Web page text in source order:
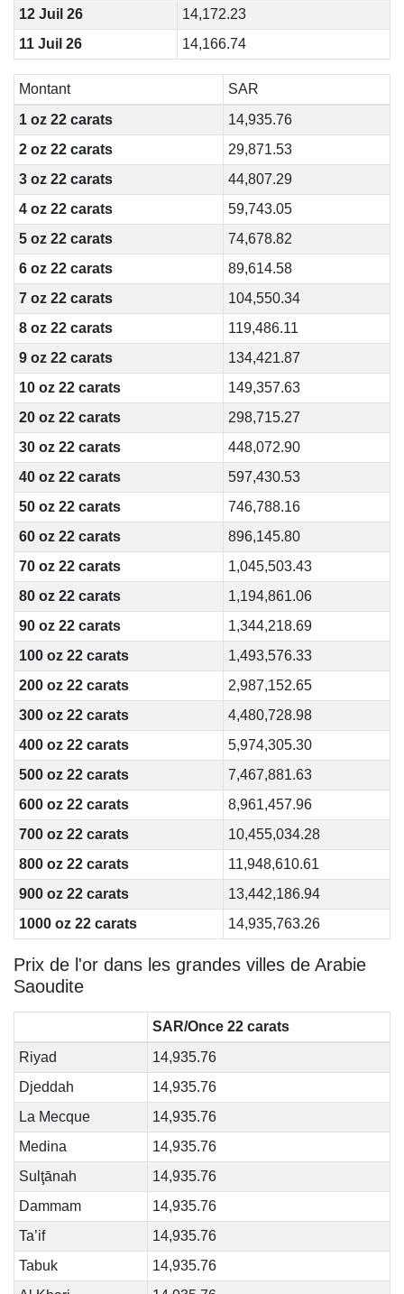
12 Juil 26
14,172.23
11 Juil 26
14,166.74
Montant
SAR
1 oz 22 carats
14,935.76
2 oz 22 carats
29,871.53
3 oz 22 carats
44,807.29
4 oz 22 carats
59,743.05
5 oz 22 carats
74,678.82
6 oz 22 carats
89,614.58
7 oz 22 carats
104,550.34
8 oz 22 carats
119,486.11
9 oz 22 carats
134,421.87
10 oz 22 carats
149,357.63
20 oz 22 carats
298,715.27
30 oz 22 carats
448,072.90
40 oz 22 carats
597,430.53
50 oz 22 carats
746,788.16
60 oz 22 carats
896,145.80
70 oz 22 carats
1,045,503.43
80 oz 22 carats
1,194,861.06
90 oz 22 carats
1,344,218.69
100 oz 22 carats
1,493,576.33
200 oz 22 carats
2,987,152.65
300 oz 22 carats
4,480,728.98
400 oz 22 carats
5,974,305.30
500 oz 22 carats
7,467,881.63
600 oz 22 carats
8,961,457.96
700 oz 22 carats
10,455,034.28
800 oz 22 carats
11,948,610.61
900 oz 22 carats
13,442,186.94
1000 oz 22 carats
14,935,763.26
Prix de l'or dans les grandes villes de Arabie
Saoudite
SAR/Once 22 carats
Riyad
14,935.76
Djeddah
14,935.76
La Mecque
14,935.76
Medina
14,935.76
Sulţānah
14,935.76
Dammam
14,935.76
Ta’if
14,935.76
Tabuk
14,935.76